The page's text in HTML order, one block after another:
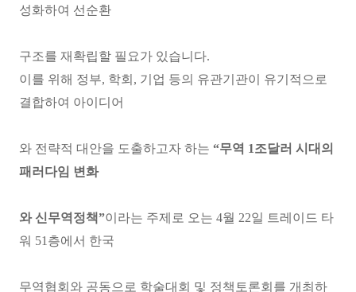
성화하여 선순환
구조를 재확립할 필요가 있습니다.
이를 위해 정부, 학회, 기업 등의 유관기관이 유기적으로
결합하여 아이디어
와 전략적 대안을 도출하고자 하는 “무역 1조달러 시대의
패러다임 변화
와 신무역정책”이라는 주제로 오는 4월 22일 트레이드 타
워 51층에서 한국
무역협회와 공동으로 학술대회 및 정책토론회를 개최하